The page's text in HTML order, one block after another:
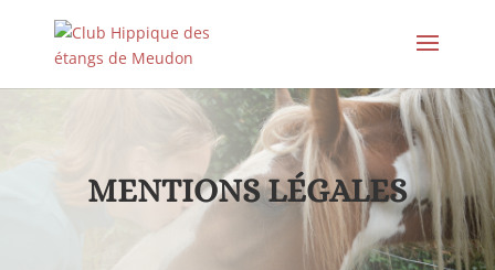
MENTIONS LÉGALES